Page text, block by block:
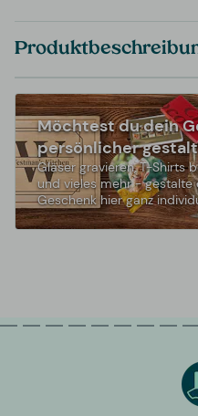
Möchtest du dein
persönlicher
Gläser gravieren, T-Shirts
und vieles mehr - gestalte
Geschenk hier ganz